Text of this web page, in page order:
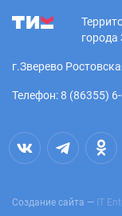
города
г.Зверево
Телефон: 8 (86355)
Создание сайта — IT